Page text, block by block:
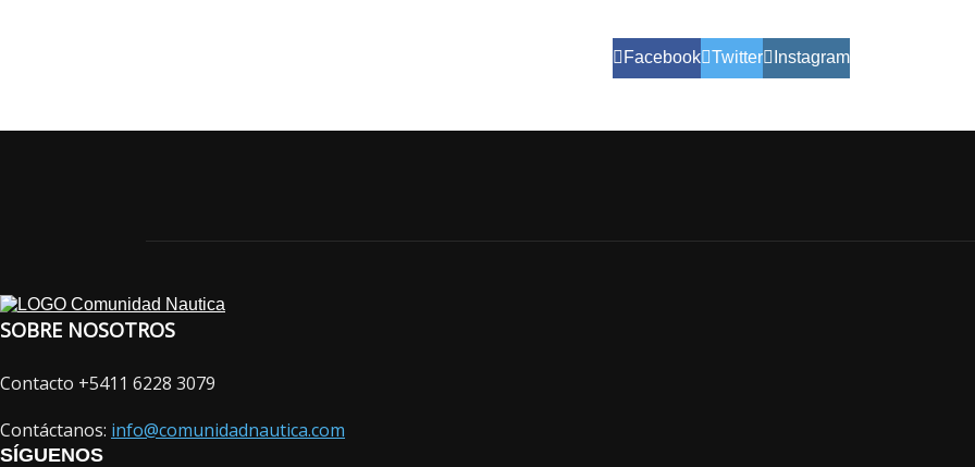
Facebook Twitter Instagram
SOBRE NOSOTROS
Contacto +5411 6228 3079
Contáctanos: info@comunidadnautica.com
SÍGUENOS